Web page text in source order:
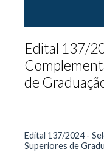
Edital 137/
de
Edital 137/2024 -
Superiores de